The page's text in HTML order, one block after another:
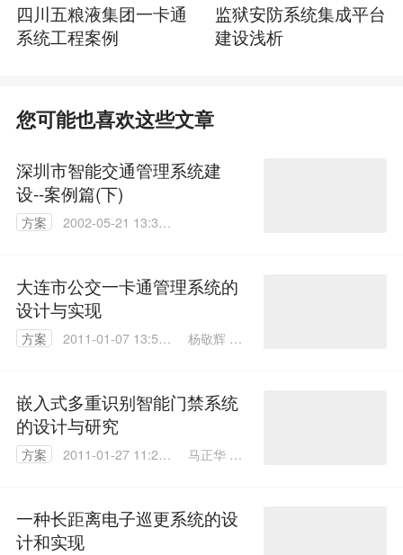
四川五粮液集团一卡通
系统工程案例
监狱安防系统集成平台
建设浅析
您可能也喜欢这些文章
深圳市智能交通管理系统建
设--案例篇(下)
方案
2002-05-21 13:38:
大连市公交一卡通管理系统的
设计与实现
方案
2011-01-07 13:59:
杨敬辉 武
嵌入式多重识别智能门禁系统
的设计与研究
方案
2011-01-27 11:29:
马正华 孙
一种长距离电子巡更系统的设
计和实现